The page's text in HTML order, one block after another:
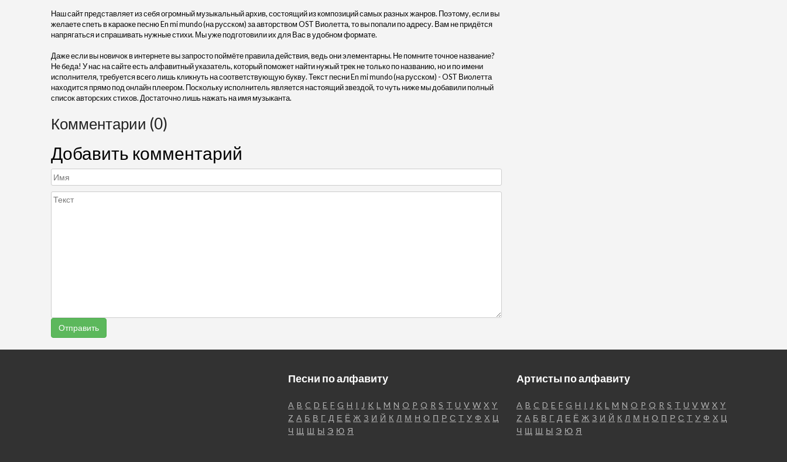
Наш сайт представляет из себя огромный музыкальный архив, состоящий из композиций самых разных жанров. Поэтому, если вы
желаете спеть в караоке песню En mi mundo (на русском) за авторством OST Виолетта, то вы попали по адресу. Вам не придётся
напрягаться и спрашивать нужные стихи. Мы уже подготовили их для Вас в удобном формате.
Даже если вы новичок в интернете вы запросто поймёте правила действия, ведь они элементарны. Не помните точное название?
Не беда! У нас на сайте есть алфавитный указатель, который поможет найти нужый трек не только по названию, но и по имени
исполнителя, требуется всего лишь кликнуть на соответствующую букву. Текст песни En mi mundo (на русском) - OST Виолетта
находится прямо под онлайн плеером. Поскольку исполнитель является настоящий звездой, то чуть ниже мы добавили полный
список авторских стихов. Достаточно лишь нажать на имя музыканта.
Комментарии (0)
Добавить комментарий
Песни по алфавиту
A B C D E F G H I J K L M N O P Q R S T U V W X Y
Z А Б В Г Д Е Ё Ж З И Й К Л М Н О П Р С Т У Ф Х Ц
Ч Щ Ш Ы Э Ю Я
Артисты по алфавиту
A B C D E F G H I J K L M N O P Q R S T U V W X Y
Z А Б В Г Д Е Ё Ж З И Й К Л М Н О П Р С Т У Ф Х Ц
Ч Щ Ш Ы Э Ю Я